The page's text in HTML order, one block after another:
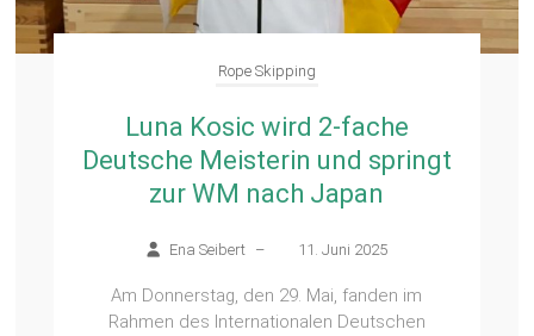
Rope Skipping
Luna Kosic wird 2-fache
Deutsche Meisterin und springt
zur WM nach Japan
Ena Seibert – 11. Juni 2025
Am Donnerstag, den 29. Mai, fanden im
Rahmen des Internationalen Deutschen